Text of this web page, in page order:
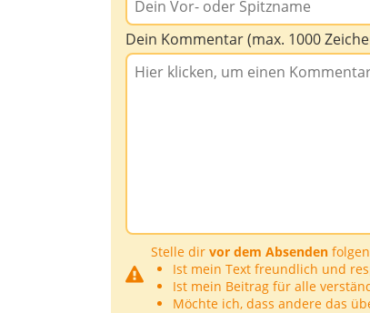
Dein Kommentar (max. 1000
Stelle dir vor dem Absenden
Ist mein Text freundlich und
Ist mein Beitrag für alle
Möchte ich, dass andere das